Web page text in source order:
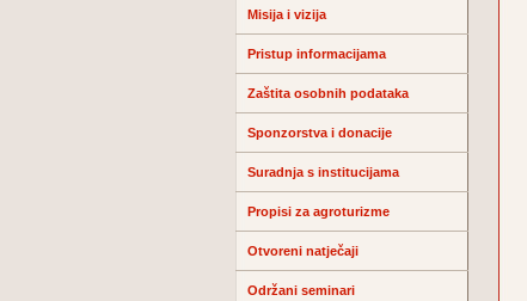
Misija i vizija
Pristup informacijama
Zaštita osobnih podataka
Sponzorstva i donacije
Suradnja s institucijama
Propisi za agroturizme
Otvoreni natječaji
Održani seminari